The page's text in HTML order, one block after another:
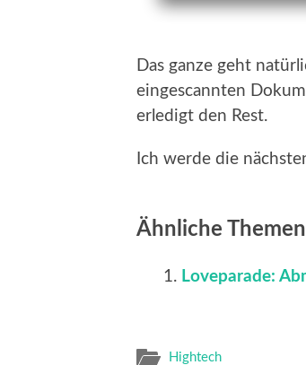
Das ganze geht
eingescannten
erledigt den Rest.
Ich werde die
Ähnliche
Loveparade:
Hightech